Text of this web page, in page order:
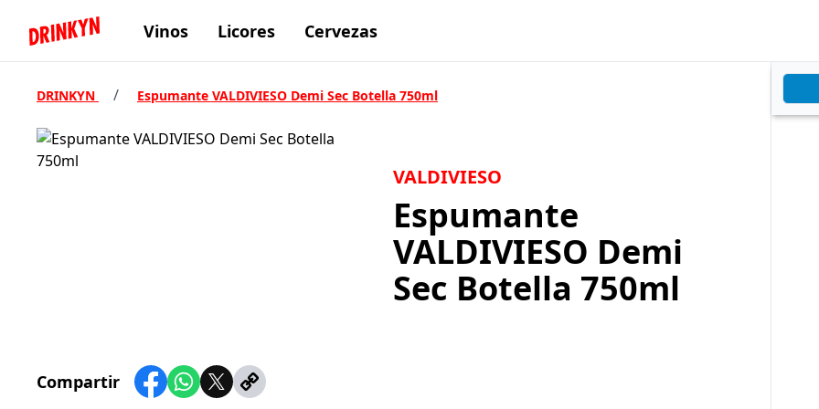
Inicio DrinkynVinos Licores Cervezas
DRINKYN / Espumante VALDIVIESO Demi Sec Botella 750ml
VALDIVIESO
Espumante
VALDIVIESO Demi
Sec Botella 750ml
Compartir